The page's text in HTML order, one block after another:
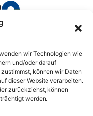
wir Technologien wie
und/oder darauf
können wir Daten
dieser Website verarbeiten.
zurückziehst, können
werden.